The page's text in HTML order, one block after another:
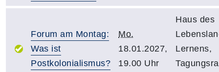
Forum am Montag:
Was ist
Postkolonialismus?
Mo.
18.01.2027,
19.00 Uhr
Haus des
Lernens,